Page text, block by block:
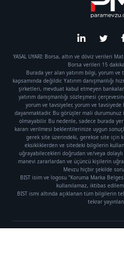
YASAL UYARI: Borsa, altın ve döviz verileri
Borsa verileri 15
Burada yer alan yatırım bilgi, yorum ve
kapsamında değildir. Yatırım danışmanlığı
şirketleri, mevduat kabul etmeyen
yatırım danışmanlığı sözleşmesi
yorum ve tavsiyeler, yorum ve
dayanmaktadır. Bu görüşler mali
olmayabilir. Bu nedenle, sadece burada
kararı verilmesi beklentilerinize uygun
gerek site üzerindeki, gerekse site için
eksikliklerden ve sitedeki bilgilerin
uğrayabilecekleri doğrudan ve/veya
manevi zararlardan ve üçüncü kişilerin
Mevzu hiçbir şekilde
BIST isim ve logosu "Koruma Marka
kullanılamaz, iktibas
BIST ismi altında açıklanan tüm bilgilerin
tekrar